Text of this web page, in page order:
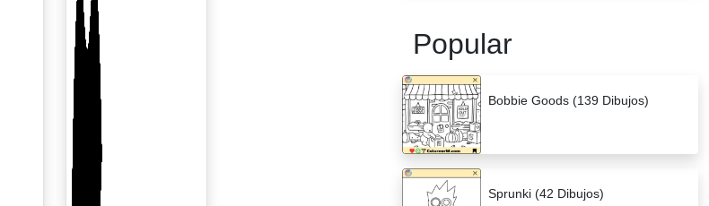
Popular
Bobbie Goods (139 Dibujos)
Sprunki (42 Dibujos)